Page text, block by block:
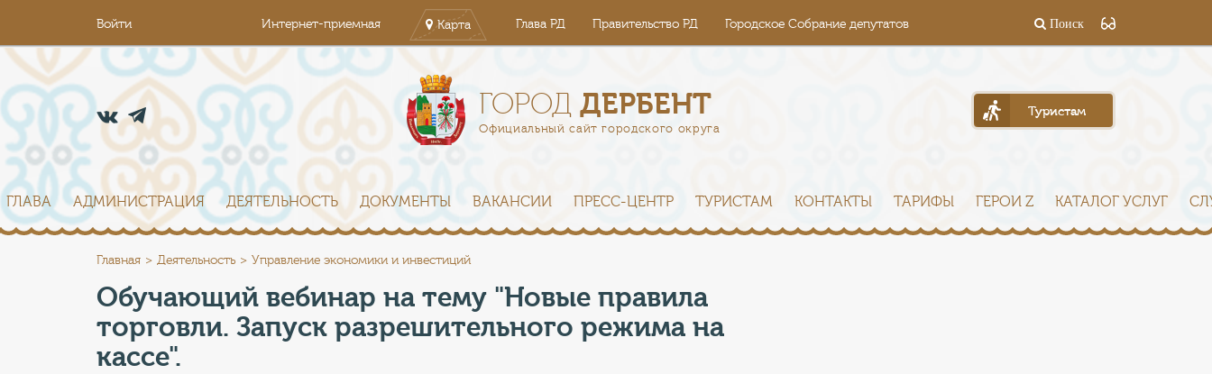
Войти Интернет-приемная Карта Глава РД Правительство РД Городское Собрание депутатов Поиск
ГОРОДДЕРБЕНТ
Официальный сайт городского округа
Туристам
ГЛАВА АДМИНИСТРАЦИЯ ДЕЯТЕЛЬНОСТЬ ДОКУМЕНТЫ ВАКАНСИИ ПРЕСС-ЦЕНТР ТУРИСТАМ КОНТАКТЫ ТАРИФЫ ГЕРОИ Z КАТАЛОГ УСЛУГ
Главная Деятельность Управление экономики и инвестиций
Обучающий вебинар на тему "Новые правила
торговли. Запуск разрешительного режима на
кассе".